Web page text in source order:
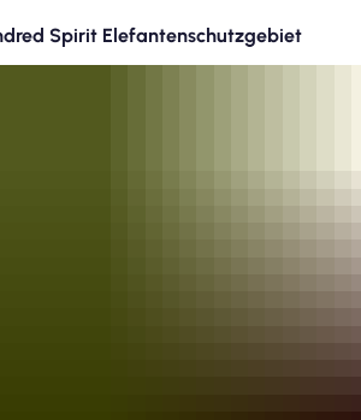
Spirit Elefantenschutzgebiet